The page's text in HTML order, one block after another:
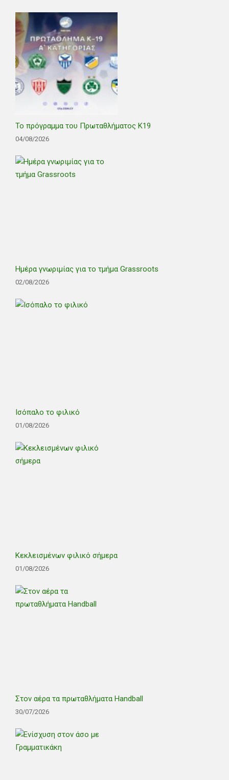
Το πρόγραμμα του Πρωταθλήματος Κ19
04/08/2026
Ημέρα γνωριμίας για το τμήμα Grassroots
02/08/2026
Ισόπαλο το φιλικό
01/08/2026
Κεκλεισμένων φιλικό σήμερα
01/08/2026
Στον αέρα τα πρωταθλήματα Handball
30/07/2026